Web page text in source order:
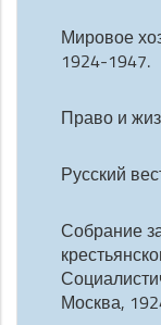
Мировое
1924-1947.
Право и
Русский
Собрание
Москва,